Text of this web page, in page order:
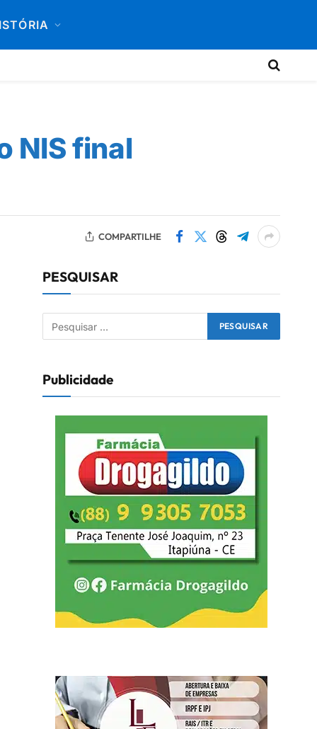
NIS final
COMPARTILHE
PESQUISAR
Publicidade